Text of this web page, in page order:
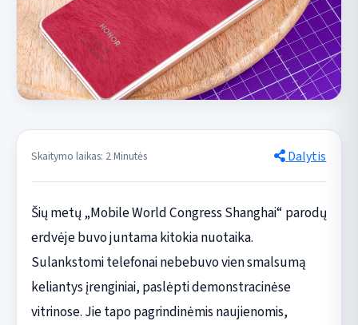
Skaitymo laikas: 2 Minutės Dalytis
Šių metų „Mobile World Congress Shanghai“ parodų
erdvėje buvo juntama kitokia nuotaika.
Sulankstomi telefonai nebebuvo vien smalsumą
keliantys įrenginiai, paslėpti demonstracinėse
vitrinose. Jie tapo pagrindinėmis naujienomis,